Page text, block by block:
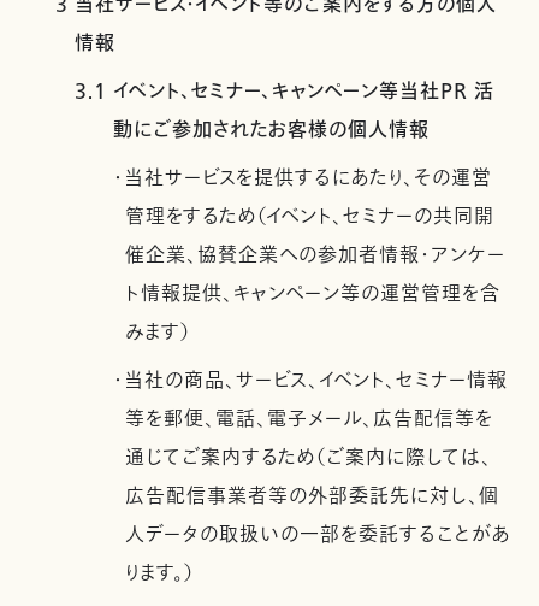
情報
3.1 イベント、セミナー、キャンペーン等当社PR 活
動にご参加されたお客様の個人情報
・当社サービスを提供するにあたり、その運営
管理をするため（イベント、セミナーの共同開
催企業、協賛企業への参加者情報・アンケー
ト情報提供、キャンペーン等の運営管理を含
みます）
・当社の商品、サービス、イベント、セミナー情報
等を郵便、電話、電子メール、広告配信等を
通じてご案内するため（ご案内に際しては、
広告配信事業者等の外部委託先に対し、個
人データの取扱いの一部を委託することがあ
ります。）